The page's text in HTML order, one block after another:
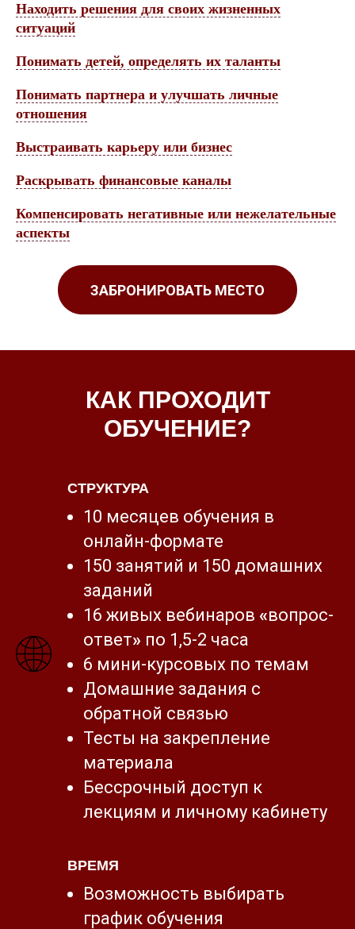
Находить решения для своих жизненных
ситуаций
Понимать детей, определять их таланты
Понимать партнера и улучшать личные
отношения
Выстраивать карьеру или бизнес
Раскрывать финансовые каналы
Компенсировать негативные или нежелательные
аспекты
ЗАБРОНИРОВАТЬ МЕСТО
КАК ПРОХОДИТ
ОБУЧЕНИЕ?
СТРУКТУРА
10 месяцев обучения в
онлайн-формате
150 занятий и 150 домашних
заданий
16 живых вебинаров «вопрос-
ответ» по 1,5-2 часа
6 мини-курсовых по темам
Домашние задания с
обратной связью
Тесты на закрепление
материала
Бессрочный доступ к
лекциям и личному кабинету
ВРЕМЯ
Возможность выбирать
график обучения